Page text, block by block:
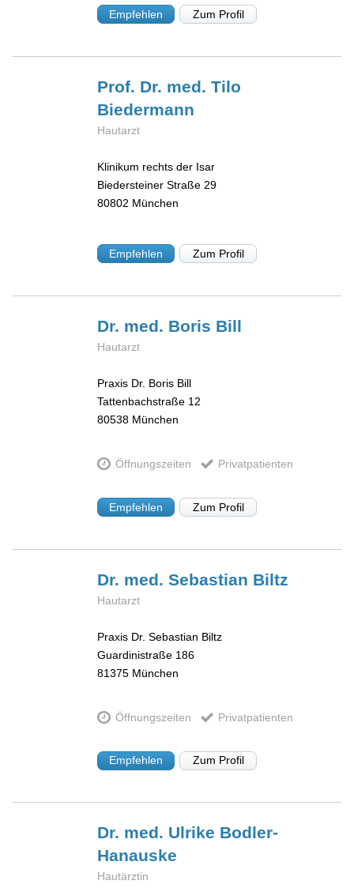
Empfehlen Zum Profil
Prof. Dr. med. Tilo
Biedermann
Hautarzt
Klinikum rechts der Isar
Biedersteiner Straße 29
80802 München
Empfehlen Zum Profil
Dr. med. Boris Bill
Hautarzt
Praxis Dr. Boris Bill
Tattenbachstraße 12
80538 München
Öffnungszeiten Privatpatienten
Empfehlen Zum Profil
Dr. med. Sebastian Biltz
Hautarzt
Praxis Dr. Sebastian Biltz
Guardinistraße 186
81375 München
Öffnungszeiten Privatpatienten
Empfehlen Zum Profil
Dr. med. Ulrike Bodler-
Hanauske
Hautärztin